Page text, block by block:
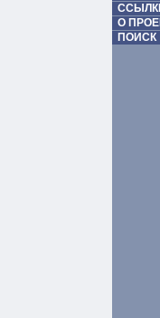
О
ПОИСК